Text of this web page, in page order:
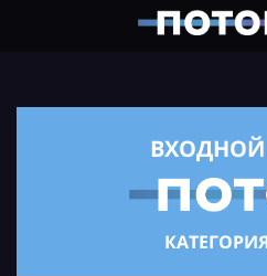
ВХОДНОЙ